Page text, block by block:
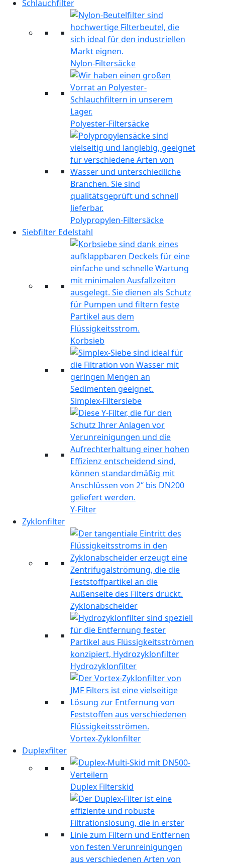
Schlauchfilter
Nylon-Filtersäcke
Polyester-Filtersäcke
Polypropylen-Filtersäcke
Siebfilter Edelstahl
Korbsieb
Simplex-Filtersiebe
Y-Filter
Zyklonfilter
Zyklonabscheider
Hydrozyklonfilter
Vortex-Zyklonfilter
Duplexfilter
Duplex Filterskid